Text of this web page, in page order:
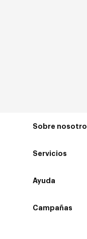
Sobre
Servicios
Ayuda
Campañas